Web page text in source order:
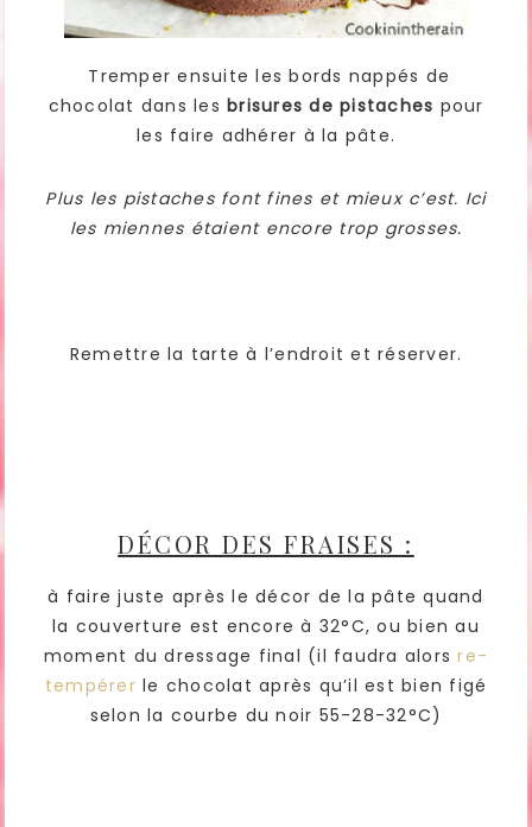
Tremper ensuite les bords nappés de
chocolat dans les brisures de pistaches pour
les faire adhérer à la pâte.
Plus les pistaches font fines et mieux c’est. Ici
les miennes étaient encore trop grosses.
Remettre la tarte à l’endroit et réserver.
DÉCOR DES FRAISES :
à faire juste après le décor de la pâte quand
la couverture est encore à 32°C, ou bien au
moment du dressage final (il faudra alorsre-
tempérer le chocolat après qu’il est bien figé
selon la courbe du noir 55-28-32°C)